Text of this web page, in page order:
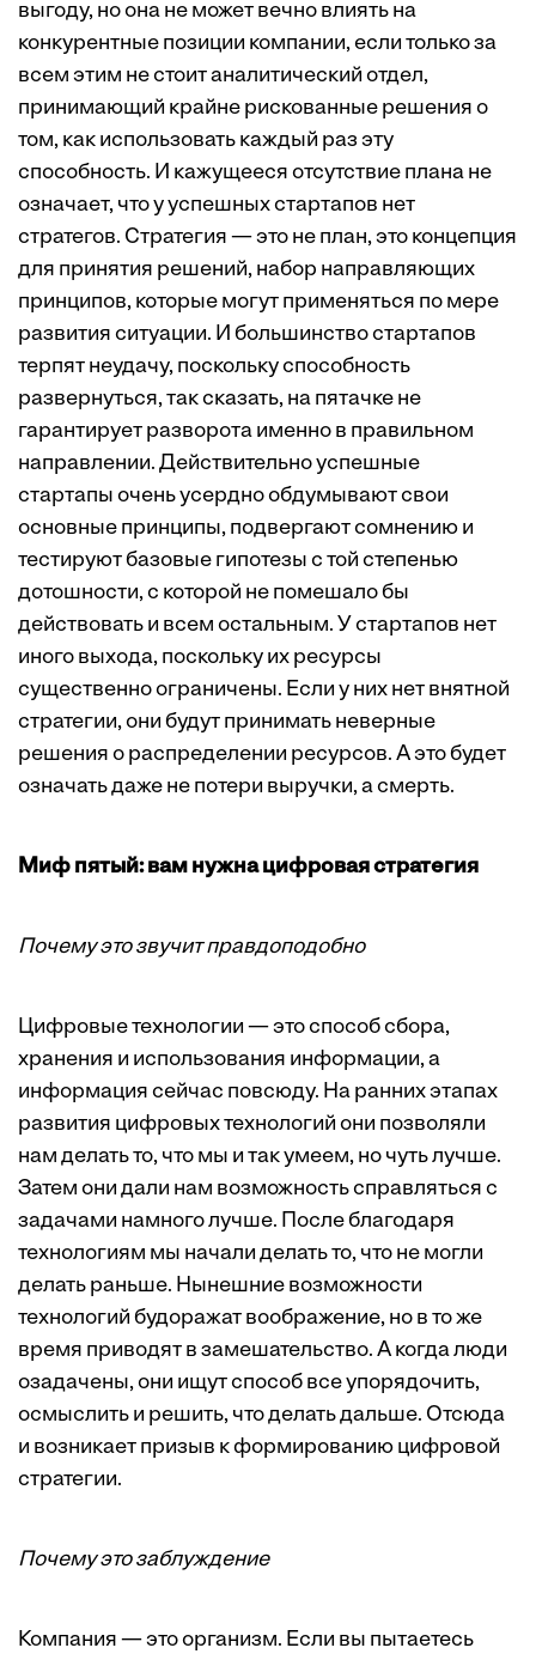
выгоду, но она не может вечно влиять на
конкурентные позиции компании, если только за
всем этим не стоит аналитический отдел,
принимающий крайне рискованные решения о
том, как использовать каждый раз эту
способность. И кажущееся отсутствие плана не
означает, что у успешных стартапов нет
стратегов. Стратегия — это не план, это концепция
для принятия решений, набор направляющих
принципов, которые могут применяться по мере
развития ситуации. И большинство стартапов
терпят неудачу, поскольку способность
развернуться, так сказать, на пятачке не
гарантирует разворота именно в правильном
направлении. Действительно успешные
стартапы очень усердно обдумывают свои
основные принципы, подвергают сомнению и
тестируют базовые гипотезы с той степенью
дотошности, с которой не помешало бы
действовать и всем остальным. У стартапов нет
иного выхода, поскольку их ресурсы
существенно ограничены. Если у них нет внятной
стратегии, они будут принимать неверные
решения о распределении ресурсов. А это будет
означать даже не потери выручки, а смерть.
Миф пятый: вам нужна цифровая стратегия
Почему это звучит правдоподобно
Цифровые технологии — это способ сбора,
хранения и использования информации, а
информация сейчас повсюду. На ранних этапах
развития цифровых технологий они позволяли
нам делать то, что мы и так умеем, но чуть лучше.
Затем они дали нам возможность справляться с
задачами намного лучше. После благодаря
технологиям мы начали делать то, что не могли
делать раньше. Нынешние возможности
технологий будоражат воображение, но в то же
время приводят в замешательство. А когда люди
озадачены, они ищут способ все упорядочить,
осмыслить и решить, что делать дальше. Отсюда
и возникает призыв к формированию цифровой
стратегии.
Почему это заблуждение
Компания — это организм. Если вы пытаетесь